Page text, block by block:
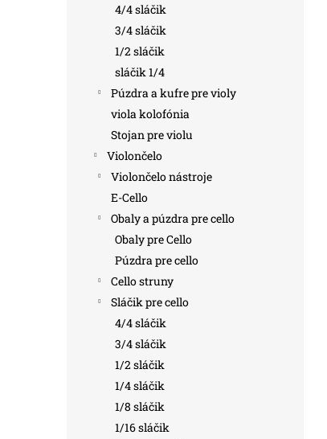
4/4 sláčik
3/4 sláčik
1/2 sláčik
sláčik 1/4
Púzdra a kufre pre violy
viola kolofónia
Stojan pre violu
Violončelo
Violončelo nástroje
E-Cello
Obaly a púzdra pre cello
Obaly pre Cello
Púzdra pre cello
Cello struny
Sláčik pre cello
4/4 sláčik
3/4 sláčik
1/2 sláčik
1/4 sláčik
1/8 sláčik
1/16 sláčik